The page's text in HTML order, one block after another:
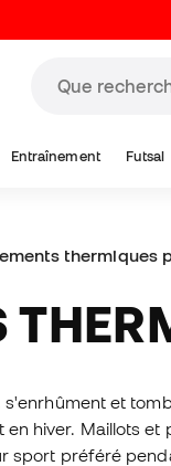
Entraînement Futsal
thermiques
et
hiver. Maillots et
sport préféré